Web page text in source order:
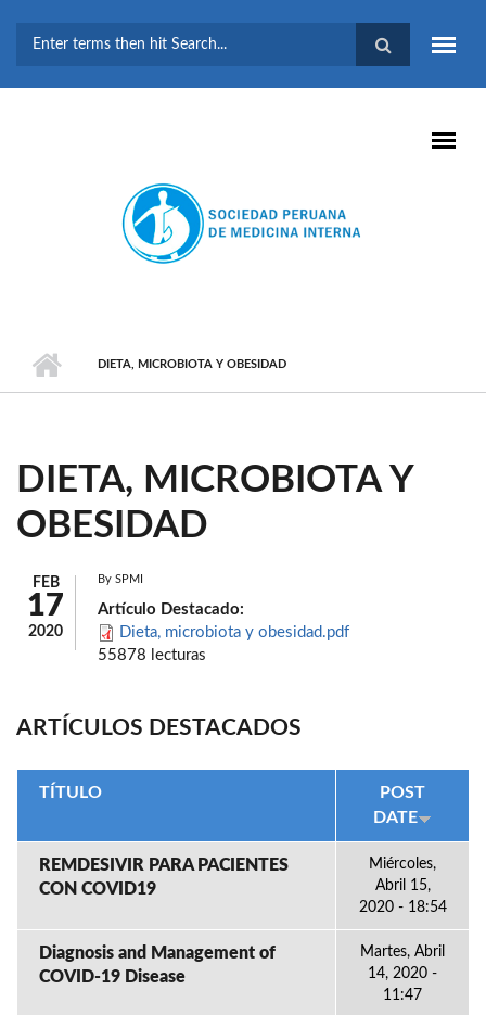
BÚSQUEDA
DIETA, MICROBIOTA Y OBESIDAD
DIETA, MICROBIOTA Y
OBESIDAD
FEB
17
2020
By SPMI
Artículo Destacado:
Dieta, microbiota y obesidad.pdf
55878 lecturas
ARTÍCULOS DESTACADOS
TÍTULO
POST
DATE
REMDESIVIR PARA PACIENTES
CON COVID19
Miércoles,
Abril 15,
2020 - 18:54
Diagnosis and Management of
COVID-19 Disease
Martes, Abril
14, 2020 -
11:47